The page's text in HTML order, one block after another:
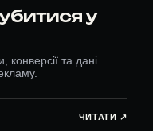
у
конверсії та дані
ЧИТАТИ ↗︎